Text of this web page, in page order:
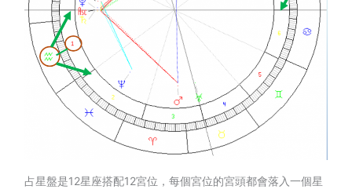
占星盤是12星座搭配12宮位，每個宮位的宮頭都會落入一個星